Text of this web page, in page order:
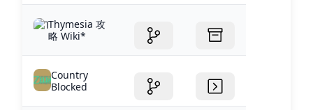
Thymesia 攻
略 Wiki*
Country
Blocked